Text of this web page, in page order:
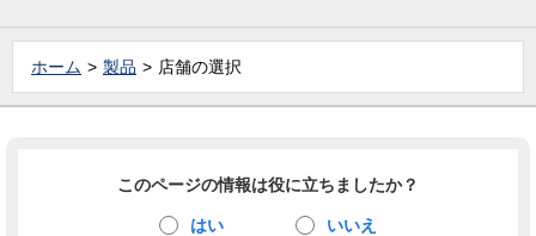
ホーム 製品 店舗の選択
このページの情報は役に立ちましたか？
はい いいえ